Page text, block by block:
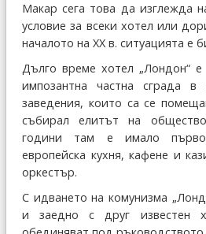
Макар сега това да изглежда
условие за всеки хотел или
началото на XX в. ситуацията е
Дълго време хотел „Лондон“ е
импозантна частна сграда в
заведения, които са се
събирал елитът на
години там е имало
европейска кухня, кафене и
оркестър.
С идването на комунизма
и заедно с друг известен